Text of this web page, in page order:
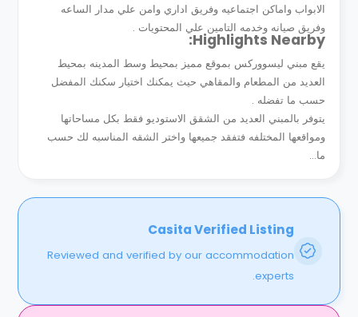
الابواب واماكن اجتماعيه وفريق اداري وامن علي مدار الساعه
وفريق صيانه وخدمه التامين علي المحتويات .
Highlights Nearby:
يقع مبني ليسووركس بموقع مميز بمحيط وسط المدينه بمحيط
العديد من المطعام والمقاهي حيث يمكنك اختيار سكنك المفضل
حسب ما تفضله .
يتوفر بالمبني العديد من الشقق الاستوديو فقط بكل مساحاتها
ومواقعها المختلفه فتفقد جميعها واختر الشقه المناسبه لك حسب
ما...
Casita Verified Listing
Reviewed and verified by our accommodation
experts.